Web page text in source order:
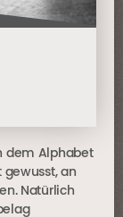
dem Alphabet
gewusst, an
Natürlich